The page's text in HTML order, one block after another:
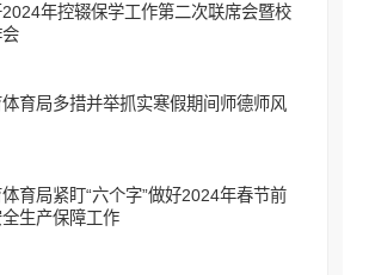
开
征收补偿信息公开
开
事后监管信息公开
年控辍保学工作第二次联席会暨校
育局多措并举抓实寒假期间师德师风
育局紧盯“六个字”做好2024年春节前
生产保障工作